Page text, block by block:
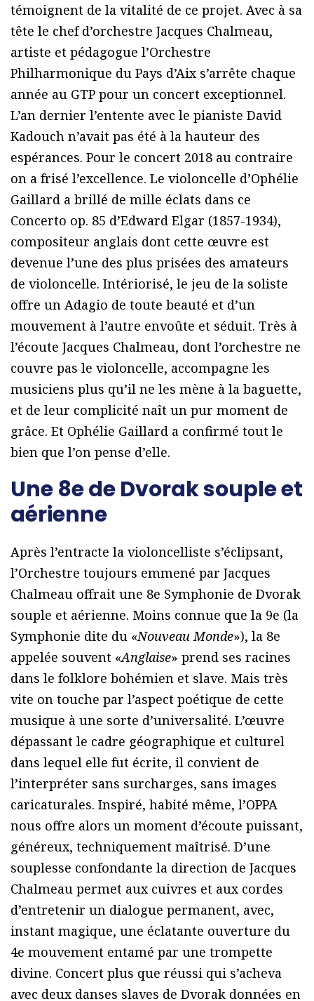
témoignent de la vitalité de ce projet. Avec à sa
tête le chef d’orchestre Jacques Chalmeau,
artiste et pédagogue l’Orchestre
Philharmonique du Pays d’Aix s’arrête chaque
année au GTP pour un concert exceptionnel.
L’an dernier l’entente avec le pianiste David
Kadouch n’avait pas été à la hauteur des
espérances. Pour le concert 2018 au contraire
on a frisé l’excellence. Le violoncelle d’Ophélie
Gaillard a brillé de mille éclats dans ce
Concerto op. 85 d’Edward Elgar (1857-1934),
compositeur anglais dont cette œuvre est
devenue l’une des plus prisées des amateurs
de violoncelle. Intériorisé, le jeu de la soliste
offre un Adagio de toute beauté et d’un
mouvement à l’autre envoûte et séduit. Très à
l’écoute Jacques Chalmeau, dont l’orchestre ne
couvre pas le violoncelle, accompagne les
musiciens plus qu’il ne les mène à la baguette,
et de leur complicité naît un pur moment de
grâce. Et Ophélie Gaillard a confirmé tout le
bien que l’on pense d’elle.
Une 8e de Dvorak souple et
aérienne
Après l’entracte la violoncelliste s’éclipsant,
l’Orchestre toujours emmené par Jacques
Chalmeau offrait une 8e Symphonie de Dvorak
souple et aérienne. Moins connue que la 9e (la
Symphonie dite du «Nouveau Monde»), la 8e
appelée souvent «Anglaise» prend ses racines
dans le folklore bohémien et slave. Mais très
vite on touche par l’aspect poétique de cette
musique à une sorte d’universalité. L’œuvre
dépassant le cadre géographique et culturel
dans lequel elle fut écrite, il convient de
l’interpréter sans surcharges, sans images
caricaturales. Inspiré, habité même, l’OPPA
nous offre alors un moment d’écoute puissant,
généreux, techniquement maîtrisé. D’une
souplesse confondante la direction de Jacques
Chalmeau permet aux cuivres et aux cordes
d’entretenir un dialogue permanent, avec,
instant magique, une éclatante ouverture du
4e mouvement entamé par une trompette
divine. Concert plus que réussi qui s’acheva
avec deux danses slaves de Dvorak données en